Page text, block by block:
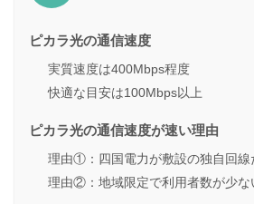
ピカラ光の通信速度
実質速度は400Mbps程度
快適な目安は100Mbps以上
ピカラ光の通信速度が速い理由
理由①：四国電力が敷設の独自回線
理由②：地域限定で利用者数が少な